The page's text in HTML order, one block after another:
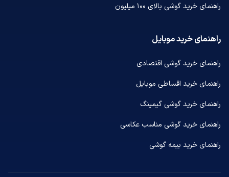
راهنمای خرید گوشی بالای ۱۰۰ میلیون
راهنمای خرید موبایل
راهنمای خرید گوشی اقتصادی
راهنمای خرید اقساطی موبایل
راهنمای خرید گوشی گیمینگ
راهنمای خرید گوشی مناسب عکاسی
راهنمای خرید بیمه گوشی